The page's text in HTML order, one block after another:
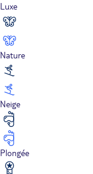
Luxe
Nature
Neige
Plongée